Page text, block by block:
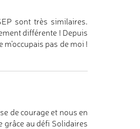
sont très similaires.
différente ! Depuis
m'occupais pas de moi !
de courage et nous en
grâce au défi Solidaires